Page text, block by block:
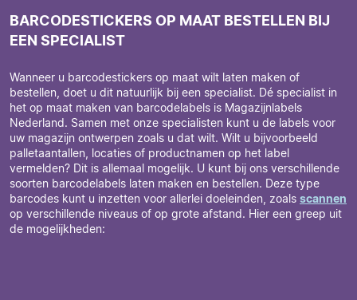
BARCODESTICKERS OP MAAT BESTELLEN BIJ
EEN SPECIALIST
Wanneer u barcodestickers op maat wilt laten maken of
bestellen, doet u dit natuurlijk bij een specialist. Dé specialist in
het op maat maken van barcodelabels is Magazijnlabels
Nederland. Samen met onze specialisten kunt u de labels voor
uw magazijn ontwerpen zoals u dat wilt. Wilt u bijvoorbeeld
palletaantallen, locaties of productnamen op het label
vermelden? Dit is allemaal mogelijk. U kunt bij ons verschillende
soorten barcodelabels laten maken en bestellen. Deze type
barcodes kunt u inzetten voor allerlei doeleinden, zoals scannen
op verschillende niveaus of op grote afstand. Hier een greep uit
de mogelijkheden: